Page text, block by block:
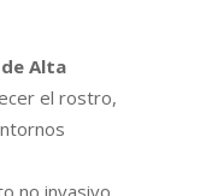
Alta
el rostro,
no invasivo